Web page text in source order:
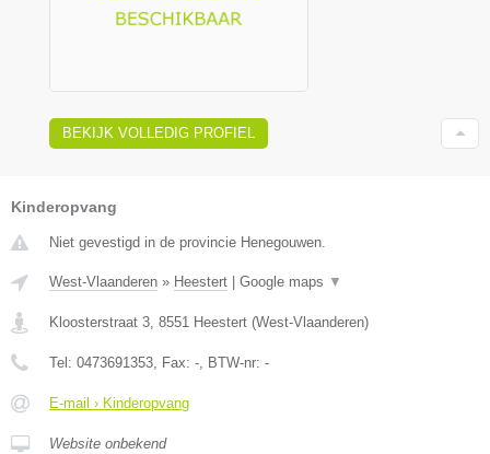
BEKIJK VOLLEDIG PROFIEL
Kinderopvang
Niet gevestigd in de provincie Henegouwen.
West-Vlaanderen » Heestert Google maps ▼
Kloosterstraat 3, 8551 Heestert (West-Vlaanderen)
Tel: 0473691353, Fax: -, BTW-nr: -
E-mail › Kinderopvang
Website onbekend